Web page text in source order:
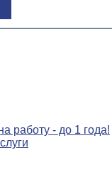
работу - до 1 года!